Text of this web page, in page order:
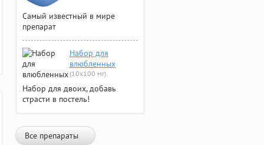
Самый известный в мире
препарат
Набор для
влюбленных
(10х100 мг)
Набор для двоих, добавь
страсти в постель!
Все препараты